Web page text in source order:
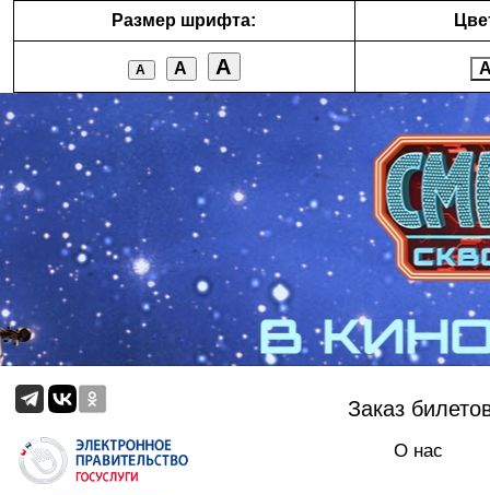
Размер шрифта:
А А А
Заказ
О нас